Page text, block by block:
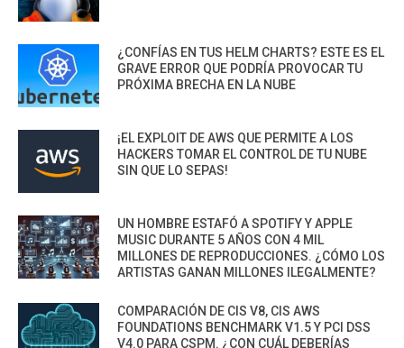
¿CONFÍAS EN TUS HELM CHARTS? ESTE ES EL
GRAVE ERROR QUE PODRÍA PROVOCAR TU
PRÓXIMA BRECHA EN LA NUBE
¡EL EXPLOIT DE AWS QUE PERMITE A LOS
HACKERS TOMAR EL CONTROL DE TU NUBE
SIN QUE LO SEPAS!
UN HOMBRE ESTAFÓ A SPOTIFY Y APPLE
MUSIC DURANTE 5 AÑOS CON 4 MIL
MILLONES DE REPRODUCCIONES. ¿CÓMO LOS
ARTISTAS GANAN MILLONES ILEGALMENTE?
COMPARACIÓN DE CIS V8, CIS AWS
FOUNDATIONS BENCHMARK V1.5 Y PCI DSS
V4.0 PARA CSPM. ¿CON CUÁL DEBERÍAS